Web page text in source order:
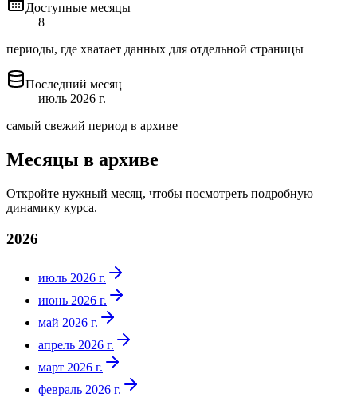
Доступные месяцы
8
периоды, где хватает данных для отдельной страницы
Последний месяц
июль 2026 г.
самый свежий период в архиве
Месяцы в архиве
Откройте нужный месяц, чтобы посмотреть подробную
динамику курса.
2026
июль 2026 г.
июнь 2026 г.
май 2026 г.
апрель 2026 г.
март 2026 г.
февраль 2026 г.